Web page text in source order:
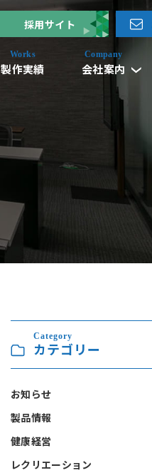
採用サイト
製作実績 会社案内
Category
カテゴリー
お知らせ
製品情報
健康経営
レクリエーション